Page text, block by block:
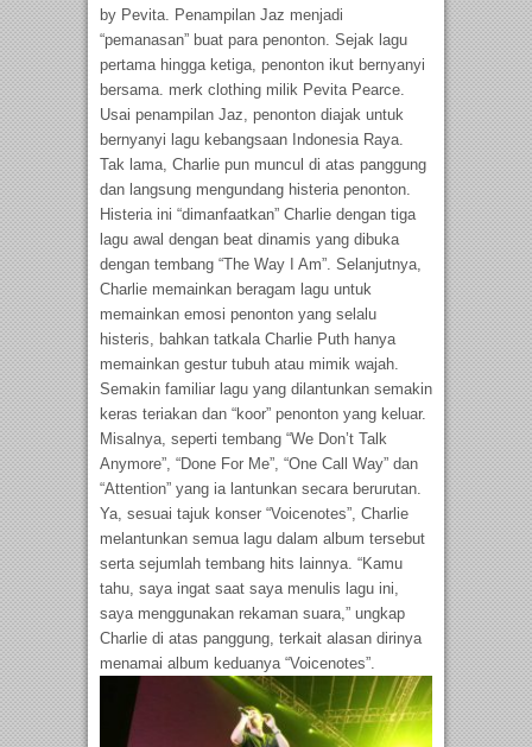
by Pevita. Penampilan Jaz menjadi
“pemanasan” buat para penonton. Sejak lagu
pertama hingga ketiga, penonton ikut bernyanyi
bersama. merk clothing milik Pevita Pearce.
Usai penampilan Jaz, penonton diajak untuk
bernyanyi lagu kebangsaan Indonesia Raya.
Tak lama, Charlie pun muncul di atas panggung
dan langsung mengundang histeria penonton.
Histeria ini “dimanfaatkan” Charlie dengan tiga
lagu awal dengan beat dinamis yang dibuka
dengan tembang “The Way I Am”. Selanjutnya,
Charlie memainkan beragam lagu untuk
memainkan emosi penonton yang selalu
histeris, bahkan tatkala Charlie Puth hanya
memainkan gestur tubuh atau mimik wajah.
Semakin familiar lagu yang dilantunkan semakin
keras teriakan dan “koor” penonton yang keluar.
Misalnya, seperti tembang “We Don’t Talk
Anymore”, “Done For Me”, “One Call Way” dan
“Attention” yang ia lantunkan secara berurutan.
Ya, sesuai tajuk konser “Voicenotes”, Charlie
melantunkan semua lagu dalam album tersebut
serta sejumlah tembang hits lainnya. “Kamu
tahu, saya ingat saat saya menulis lagu ini,
saya menggunakan rekaman suara,” ungkap
Charlie di atas panggung, terkait alasan dirinya
menamai album keduanya “Voicenotes”.